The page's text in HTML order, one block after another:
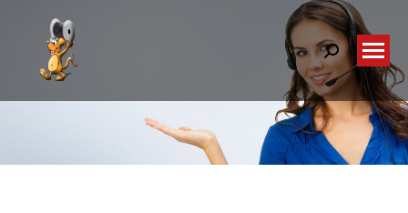
Search:
Sie befinden sich hier: